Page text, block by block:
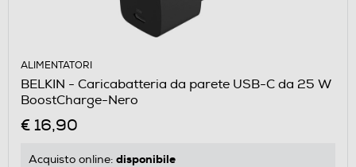
ALIMENTATORI
BELKIN - Caricabatteria da parete USB-C da 25 W
BoostCharge-Nero
€ 16,90
Acquisto online: disponibile